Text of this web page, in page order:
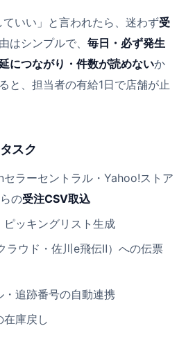
ていい」と言われたら、迷わず受
はシンプルで、 毎日・必ず発生
につながり・件数が読めないか
と、担当者の有給1日で店舗が止
スク
ラーセントラル・Yahoo!ストア
の受注CSV取込
ッキングリスト生成
ラウド・佐川e飛伝Ⅱ）への伝票
追跡番号の自動連携
在庫戻し